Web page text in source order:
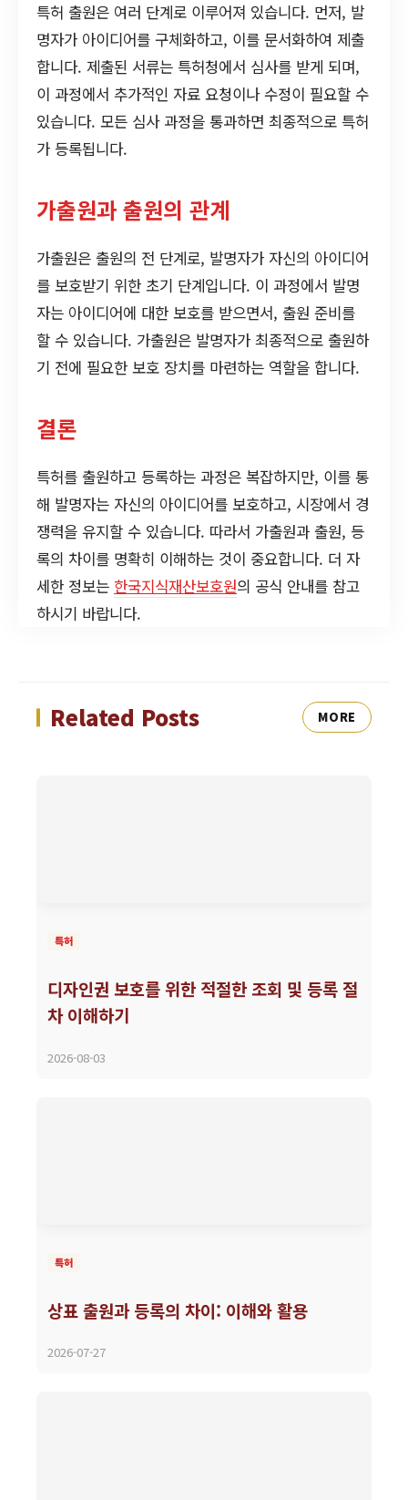
특허 출원은 여러 단계로 이루어져 있습니다. 먼저, 발
명자가 아이디어를 구체화하고, 이를 문서화하여 제출
합니다. 제출된 서류는 특허청에서 심사를 받게 되며,
이 과정에서 추가적인 자료 요청이나 수정이 필요할 수
있습니다. 모든 심사 과정을 통과하면 최종적으로 특허
가 등록됩니다.
가출원과 출원의 관계
가출원은 출원의 전 단계로, 발명자가 자신의 아이디어
를 보호받기 위한 초기 단계입니다. 이 과정에서 발명
자는 아이디어에 대한 보호를 받으면서, 출원 준비를
할 수 있습니다. 가출원은 발명자가 최종적으로 출원하
기 전에 필요한 보호 장치를 마련하는 역할을 합니다.
결론
특허를 출원하고 등록하는 과정은 복잡하지만, 이를 통
해 발명자는 자신의 아이디어를 보호하고, 시장에서 경
쟁력을 유지할 수 있습니다. 따라서 가출원과 출원, 등
록의 차이를 명확히 이해하는 것이 중요합니다. 더 자
세한 정보는 한국지식재산보호원의 공식 안내를 참고
하시기 바랍니다.
Related Posts MORE
특허
디자인권 보호를 위한 적절한 조회 및 등록 절
차 이해하기
2026-08-03
특허
상표 출원과 등록의 차이: 이해와 활용
2026-07-27